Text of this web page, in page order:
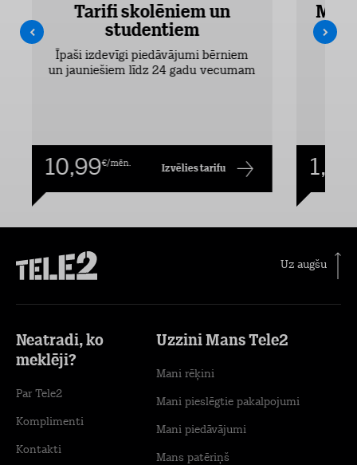
Tarifi skolēniem un
studentiem
Īpaši izdevīgi piedāvājumi bērniem
un jauniešiem līdz 24 gadu vecumam
10,99€/mēn. Izvēlies tarifu 1,00
Uz augšu
Neatradi, ko
meklēji?
Par Tele2
Komplimenti
Kontakti
Uzzini Mans Tele2
Mani rēķini
Mani pieslēgtie pakalpojumi
Mani piedāvājumi
Mans patēriņš